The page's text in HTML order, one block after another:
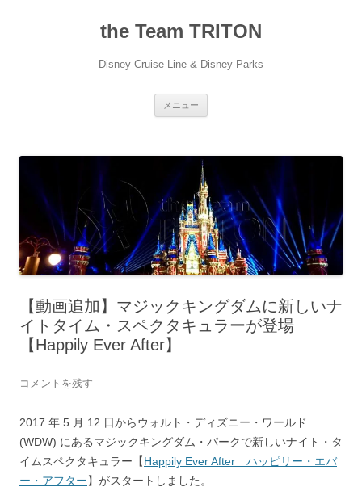
the Team TRITON
Disney Cruise Line & Disney Parks
メニュー
【動画追加】マジックキングダムに新しいナ
イトタイム・スペクタキュラーが登場
【Happily Ever After】
コメントを残す
2017 年 5 月 12 日からウォルト・ディズニー・ワールド
(WDW) にあるマジックキングダム・パークで新しいナイト・タ
イムスペクタキュラー【Happily Ever After ハッピリー・エバ
ー・アフター】がスタートしました。